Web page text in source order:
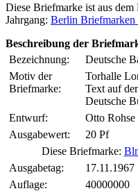
Diese Briefmarke ist aus
Jahrgang: Berlin Briefmarken
Beschreibung der
Bezeichnung:
Deutsche
Motiv der
Briefmarke:
Torhalle
Text auf
Deutsche
Entwurf:
Otto Rohse
Ausgabewert:
20 Pf
Diese Briefmarke:
Ausgabetag:
17.11.1967
Auflage:
40000000